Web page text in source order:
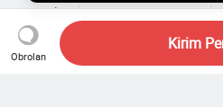
Obrolan
Kirim
Amplop
Perjanjian Pengguna
Copyright © 2026 Focus Technology